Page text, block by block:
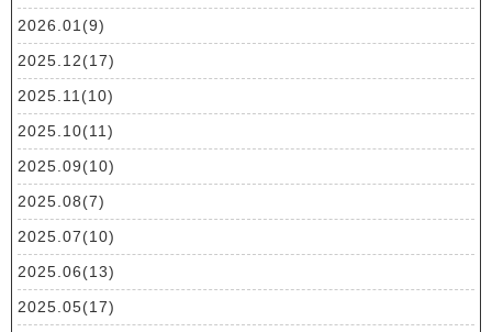
2026.01(9)
2025.12(17)
2025.11(10)
2025.10(11)
2025.09(10)
2025.08(7)
2025.07(10)
2025.06(13)
2025.05(17)